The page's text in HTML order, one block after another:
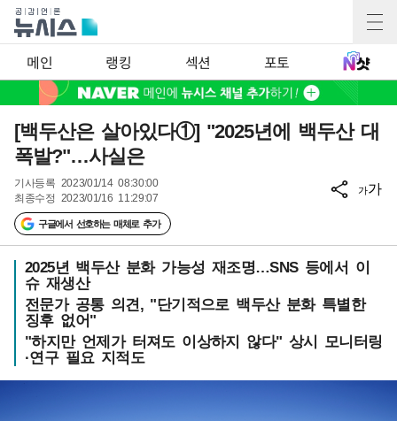
메인 랭킹 섹션 포토
[백두산은 살아있다①] "2025년에 백두산 대
폭발?"…사실은
기사등록 2023/01/14 08:30:00
최종수정 2023/01/16 11:29:07
구글에서 선호하는 매체로 추가
가가
2025년 백두산 분화 가능성 재조명…SNS 등에서 이
슈 재생산
전문가 공통 의견, "단기적으로 백두산 분화 특별한
징후 없어"
"하지만 언제가 터져도 이상하지 않다" 상시 모니터링
·연구 필요 지적도